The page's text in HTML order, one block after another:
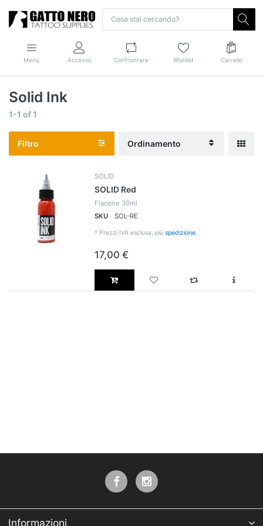
Menu Accesso Confrontare Wishlist Carrello
Solid Ink
1-1 of1
Filtro Ordinamento
SOLID
SOLID Red
Flacone 30ml
SKU
SOL-RE
* Prezzi IVA esclusa, più spedizione.
17,00 €
Informazioni